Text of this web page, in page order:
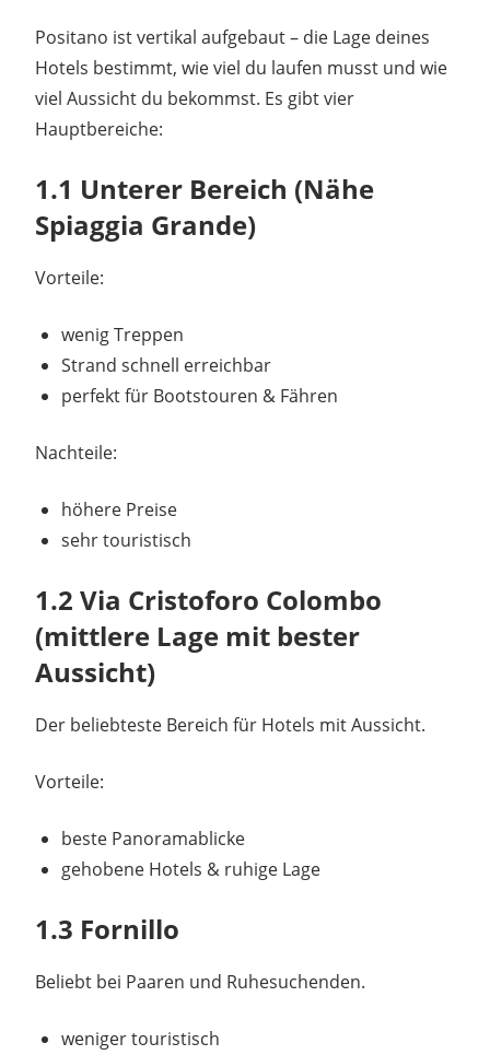
Positano ist vertikal aufgebaut – die Lage deines
Hotels bestimmt, wie viel du laufen musst und wie
viel Aussicht du bekommst. Es gibt vier
Hauptbereiche:
1.1 Unterer Bereich (Nähe
Spiaggia Grande)
Vorteile:
wenig Treppen
Strand schnell erreichbar
perfekt für Bootstouren & Fähren
Nachteile:
höhere Preise
sehr touristisch
1.2 Via Cristoforo Colombo
(mittlere Lage mit bester
Aussicht)
Der beliebteste Bereich für Hotels mit Aussicht.
Vorteile:
beste Panoramablicke
gehobene Hotels & ruhige Lage
1.3 Fornillo
Beliebt bei Paaren und Ruhesuchenden.
weniger touristisch